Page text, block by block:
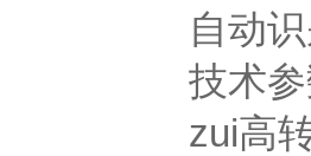
自动
技术参
zui高